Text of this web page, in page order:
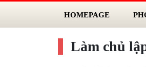
HOMEPAGE
Làm chủ